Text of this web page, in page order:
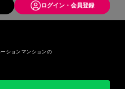
ログイン・会員登録
ションマンションの